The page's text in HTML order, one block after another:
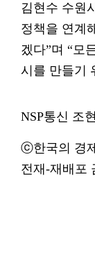
김현수 수원
정책을 연계
겠다”며 “모
시를 만들기
NSP통신 조
ⓒ한국의 경
전재-재배포